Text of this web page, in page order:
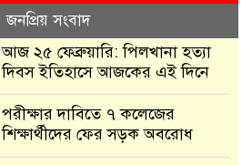
জনপ্রিয় সংবাদ
আজ ২৫ ফেব্রুয়ারি: পিলখানা হত্যা
দিবস ইতিহাসে আজকের এই দিনে
পরীক্ষার দাবিতে ৭ কলেজের
শিক্ষার্থীদের ফের সড়ক অবরোধ